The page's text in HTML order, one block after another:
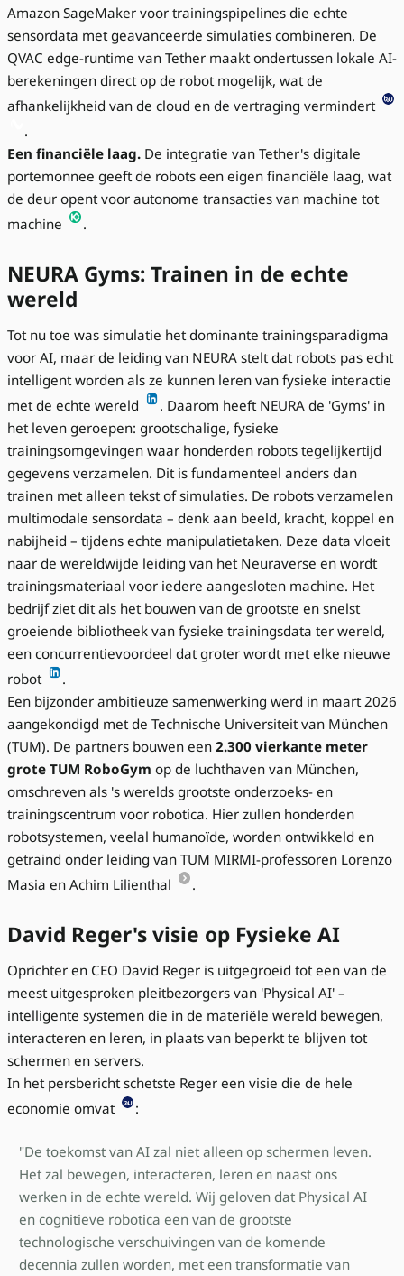
Amazon SageMaker voor trainingspipelines die echte
sensordata met geavanceerde simulaties combineren. De
QVAC edge-runtime van Tether maakt ondertussen lokale AI-
berekeningen direct op de robot mogelijk, wat de
afhankelijkheid van de cloud en de vertraging vermindert
.
Een financiële laag. De integratie van Tether's digitale
portemonnee geeft de robots een eigen financiële laag, wat
de deur opent voor autonome transacties van machine tot
machine
.
NEURA Gyms: Trainen in de echte
wereld
Tot nu toe was simulatie het dominante trainingsparadigma
voor AI, maar de leiding van NEURA stelt dat robots pas echt
intelligent worden als ze kunnen leren van fysieke interactie
met de echte wereld
. Daarom heeft NEURA de 'Gyms' in
het leven geroepen: grootschalige, fysieke
trainingsomgevingen waar honderden robots tegelijkertijd
gegevens verzamelen. Dit is fundamenteel anders dan
trainen met alleen tekst of simulaties. De robots verzamelen
multimodale sensordata – denk aan beeld, kracht, koppel en
nabijheid – tijdens echte manipulatietaken. Deze data vloeit
naar de wereldwijde leiding van het Neuraverse en wordt
trainingsmateriaal voor iedere aangesloten machine. Het
bedrijf ziet dit als het bouwen van de grootste en snelst
groeiende bibliotheek van fysieke trainingsdata ter wereld,
een concurrentievoordeel dat groter wordt met elke nieuwe
robot
.
Een bijzonder ambitieuze samenwerking werd in maart 2026
aangekondigd met de Technische Universiteit van München
(TUM). De partners bouwen een 2.300 vierkante meter
grote TUM RoboGym op de luchthaven van München,
omschreven als 's werelds grootste onderzoeks- en
trainingscentrum voor robotica. Hier zullen honderden
robotsystemen, veelal humanoïde, worden ontwikkeld en
getraind onder leiding van TUM MIRMI-professoren Lorenzo
Masia en Achim Lilienthal
.
David Reger's visie op Fysieke AI
Oprichter en CEO David Reger is uitgegroeid tot een van de
meest uitgesproken pleitbezorgers van 'Physical AI' –
intelligente systemen die in de materiële wereld bewegen,
interacteren en leren, in plaats van beperkt te blijven tot
schermen en servers.
In het persbericht schetste Reger een visie die de hele
economie omvat
:
"De toekomst van AI zal niet alleen op schermen leven.
Het zal bewegen, interacteren, leren en naast ons
werken in de echte wereld. Wij geloven dat Physical AI
en cognitieve robotica een van de grootste
technologische verschuivingen van de komende
decennia zullen worden, met een transformatie van